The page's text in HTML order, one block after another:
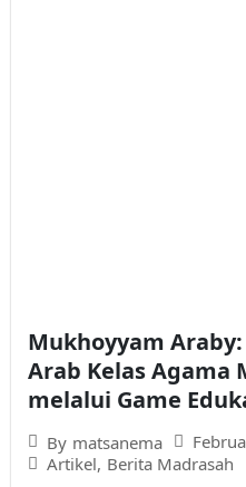
Mukhoyyam
Arab Kelas Agama
melalui Game
By matsanema
Artikel, Berita Madrasah